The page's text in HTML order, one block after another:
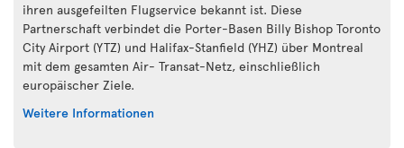
ihren ausgefeilten Flugservice bekannt ist. Diese
Partnerschaft verbindet die Porter-Basen Billy Bishop Toronto
City Airport (YTZ) und Halifax-Stanfield (YHZ) über Montreal
mit dem gesamten Air- Transat-Netz, einschließlich
europäischer Ziele.
Weitere Informationen